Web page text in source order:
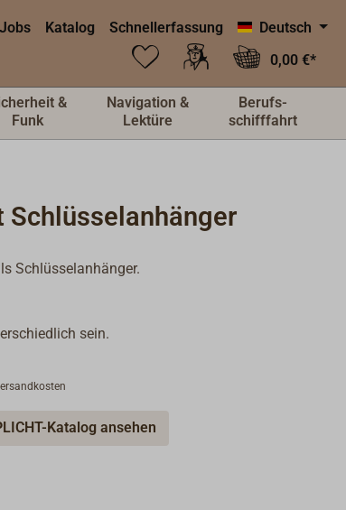
Jobs Katalog Schnellerfassung
Deutsch
0,00 €*
&
Funk
Navigation &
Lektüre
Berufs-
schifffahrt
Schlüsselanhänger.
sein.
Katalog ansehen